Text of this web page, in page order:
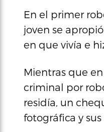
En el primer
joven se
en que vivía e
Mientras que
criminal por
residía, un
fotográfica y